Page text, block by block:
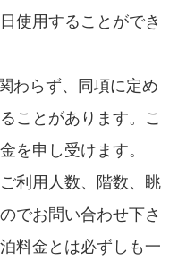
使用することができ
わらず、同項に定め
ことがあります。こ
を申し受けます。
利用人数、階数、眺
でお問い合わせ下さ
料金とは必ずしも一